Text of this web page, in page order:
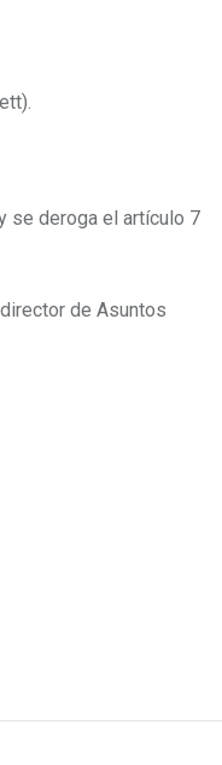
se deroga el artículo 7
de Asuntos